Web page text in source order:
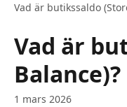
Vad är butikssaldo
Vad är
Balance)?
1 mars 2026